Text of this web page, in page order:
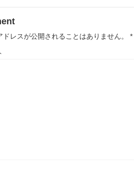
ドレスが公開されることはありません。 *